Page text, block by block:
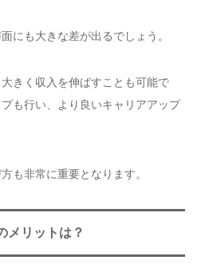
にも大きな差が出るでしょう。
きく収入を伸ばすことも可能で
も行い、より良いキャリアアップ
も非常に重要となります。
メリットは？